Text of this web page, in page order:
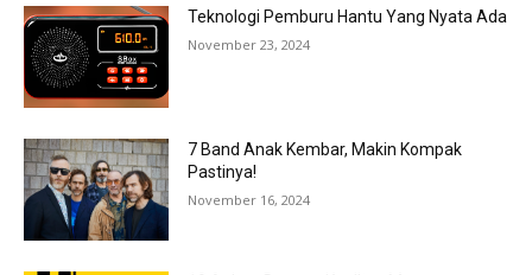
Teknologi Pemburu Hantu Yang Nyata Ada
November 23, 2024
7 Band Anak Kembar, Makin Kompak
Pastinya!
November 16, 2024